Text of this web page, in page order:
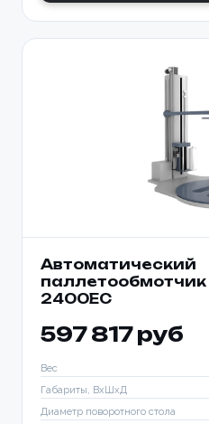
Автоматический
паллетообмотчик
2400EC
597 817 руб
Вес
Габариты, ВхШхД
Диаметр поворотного стола
Ваше имя *
Телефон *
Ваше имя *